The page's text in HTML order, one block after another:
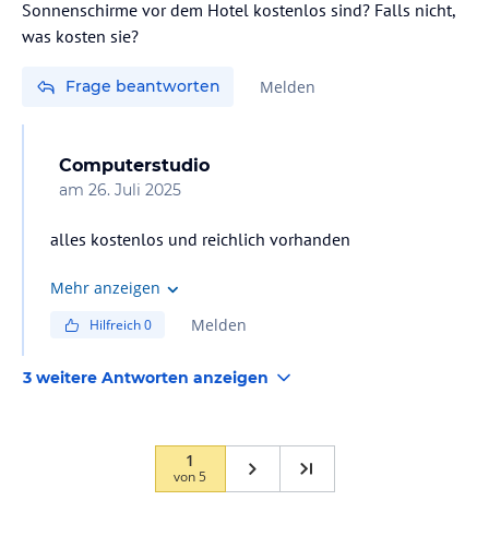
Sonnenschirme vor dem Hotel kostenlos sind? Falls nicht,
was kosten sie?
Frage beantworten Melden
Computerstudio
am 26. Juli 2025
alles kostenlos und reichlich vorhanden
Mehr anzeigen
Hilfreich0 Melden
3 weitere Antworten anzeigen
1
von5